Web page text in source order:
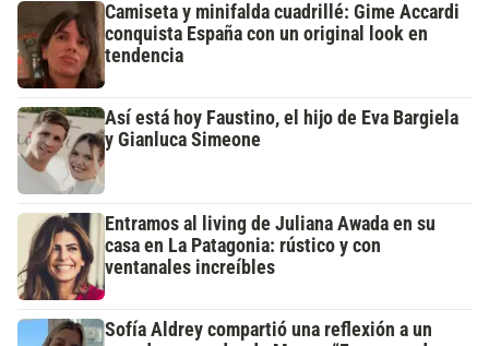
Camiseta y minifalda cuadrillé: Gime Accardi
conquista España con un original look en
tendencia
Así está hoy Faustino, el hijo de Eva Bargiela
y Gianluca Simeone
Entramos al living de Juliana Awada en su
casa en La Patagonia: rústico y con
ventanales increíbles
Sofía Aldrey compartió una reflexión a un